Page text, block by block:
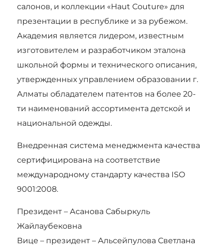
салонов, и коллекции «Haut Couture» для
презентации в республике и за рубежом.
Академия является лидером, известным
изготовителем и разработчиком эталона
школьной формы и технического описания,
утвержденных управлением образовании г.
Алматы обладателем патентов на более 20-
ти наименований ассортимента детской и
национальной одежды.
Внедренная система менеджмента качества
сертифицирована на соответствие
международному стандарту качества ISO
9001:2008.
Президент – Асанова Сабыркуль
Жайлаубековна
Вице – президент – Альсейпулова Светлана